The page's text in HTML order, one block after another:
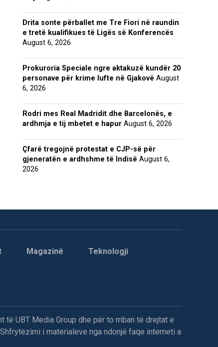
Drita sonte përballet me Tre Fiori në raundin
e tretë kualifikues të Ligës së Konferencës
August 6, 2026
Prokuroria Speciale ngre aktakuzë kundër 20
personave për krime lufte në Gjakovë August
6, 2026
Rodri mes Real Madridit dhe Barcelonës, e
ardhmja e tij mbetet e hapur August 6, 2026
Çfarë tregojnë protestat e CJP-së për
gjeneratën e ardhshme të Indisë August 6,
2026
Magazinë Teknologji
të UBT Media Group dhe për to mban të drejtat e
i materialeve nga ndonjë faqe interneti a